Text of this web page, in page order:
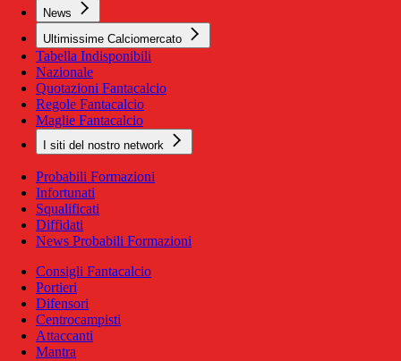
News
Ultimissime Calciomercato
Tabella Indisponibili
Nazionale
Quotazioni Fantacalcio
Regole Fantacalcio
Maglie Fantacalcio
I siti del nostro network
Probabili Formazioni
Infortunati
Squalificati
Diffidati
News Probabili Formazioni
Consigli Fantacalcio
Portieri
Difensori
Centrocampisti
Attaccanti
Mantra